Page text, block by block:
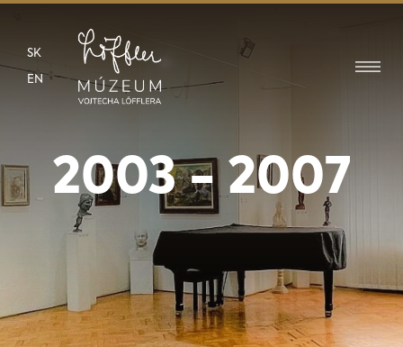
SK
EN
2003 - 2007